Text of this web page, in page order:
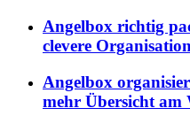
Angelbox richtig
clevere
Angelbox
mehr Übersicht am